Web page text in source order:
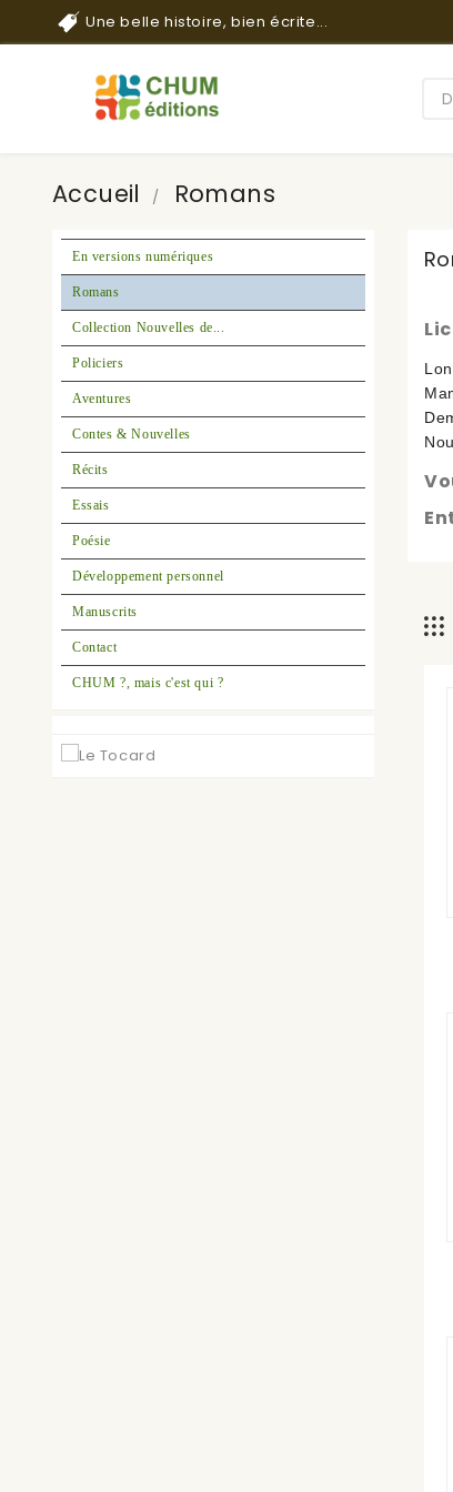
Une belle histoire, bien écrite...
Accueil Romans
En versions numériques
Romans
Collection Nouvelles de...
Policiers
Aventures
Contes & Nouvelles
Récits
Essais
Poésie
Développement personnel
Manuscrits
Contact
CHUM ?, mais c'est qui ?